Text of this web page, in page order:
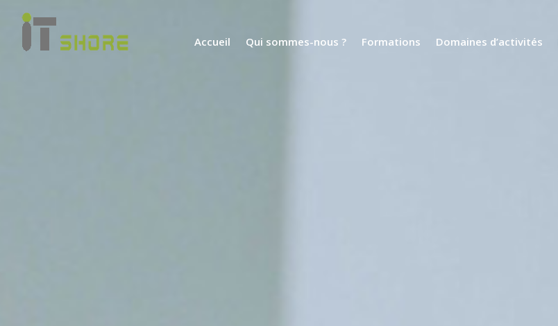
Accueil Qui sommes-nous ? Formations Domaines d’activités